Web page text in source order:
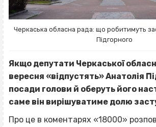
Черкаська обласна рада: що робитимуть
Підгорного
Якщо депутати Черкаської
вересня «відпустять» Анатолія
посади голови й оберуть його
саме він вирішуватиме долю
Про це в коментарях «18000»